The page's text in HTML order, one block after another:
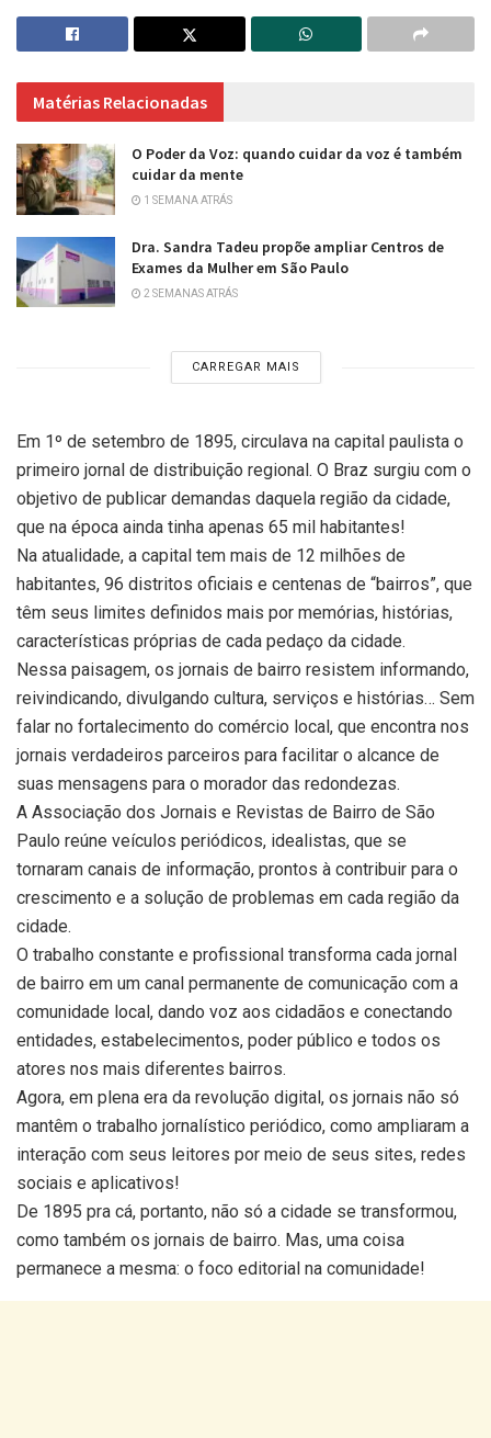
Matérias Relacionadas
O Poder da Voz: quando cuidar da voz é também
cuidar da mente
1 SEMANA ATRÁS
Dra. Sandra Tadeu propõe ampliar Centros de
Exames da Mulher em São Paulo
2 SEMANAS ATRÁS
CARREGAR MAIS
Em 1º de setembro de 1895, circulava na capital paulista o
primeiro jornal de distribuição regional. O Braz surgiu com o
objetivo de publicar demandas daquela região da cidade,
que na época ainda tinha apenas 65 mil habitantes!
Na atualidade, a capital tem mais de 12 milhões de
habitantes, 96 distritos oficiais e centenas de “bairros”, que
têm seus limites definidos mais por memórias, histórias,
características próprias de cada pedaço da cidade.
Nessa paisagem, os jornais de bairro resistem informando,
reivindicando, divulgando cultura, serviços e histórias… Sem
falar no fortalecimento do comércio local, que encontra nos
jornais verdadeiros parceiros para facilitar o alcance de
suas mensagens para o morador das redondezas.
A Associação dos Jornais e Revistas de Bairro de São
Paulo reúne veículos periódicos, idealistas, que se
tornaram canais de informação, prontos à contribuir para o
crescimento e a solução de problemas em cada região da
cidade.
O trabalho constante e profissional transforma cada jornal
de bairro em um canal permanente de comunicação com a
comunidade local, dando voz aos cidadãos e conectando
entidades, estabelecimentos, poder público e todos os
atores nos mais diferentes bairros.
Agora, em plena era da revolução digital, os jornais não só
mantêm o trabalho jornalístico periódico, como ampliaram a
interação com seus leitores por meio de seus sites, redes
sociais e aplicativos!
De 1895 pra cá, portanto, não só a cidade se transformou,
como também os jornais de bairro. Mas, uma coisa
permanece a mesma: o foco editorial na comunidade!